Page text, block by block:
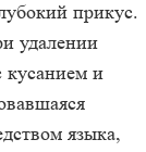
прикус.
удалении
кусанием и
языка,